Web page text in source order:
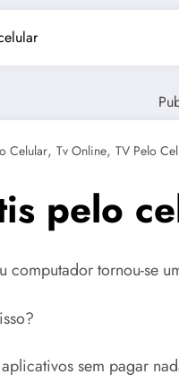
Celular, Tv Online, TV Pelo
pelo
computador tornou-se
sem pagar